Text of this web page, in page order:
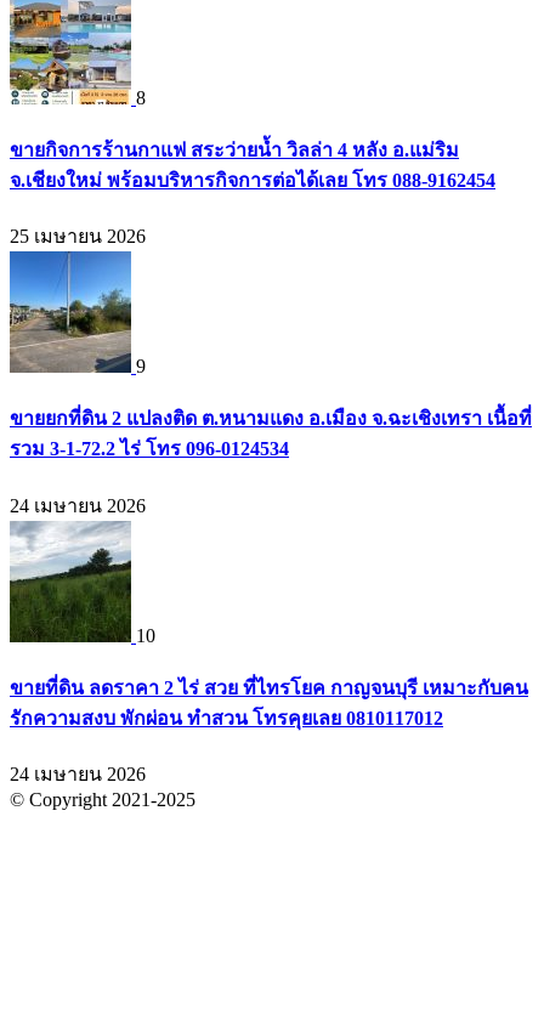
8
ขายกิจการร้านกาแฟ สระว่ายน้ำ วิลล่า 4 หลัง อ.แม่ริม
จ.เชียงใหม่ พร้อมบริหารกิจการต่อได้เลย โทร 088-9162454
25 เมษายน 2026
9
ขายยกที่ดิน 2 แปลงติด ต.หนามแดง อ.เมือง จ.ฉะเชิงเทรา เนื้อที่
รวม 3-1-72.2 ไร่ โทร 096-0124534
24 เมษายน 2026
10
ขายที่ดิน ลดราคา 2 ไร่ สวย ที่ไทรโยค กาญจนบุรี เหมาะกับคน
รักความสงบ พักผ่อน ทำสวน โทรคุยเลย 0810117012
24 เมษายน 2026
© Copyright 2021-2025